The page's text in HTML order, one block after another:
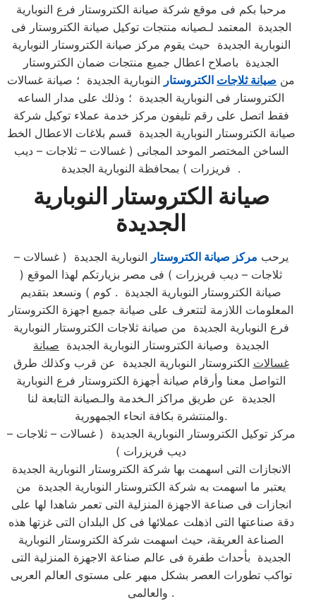
مرحبا بكم فى موقع شركة صيانة الكتروستار فرع النوبارية
الجديدة المعتمد لـصيانه منتجات توكيل صيانة الكتروستار فى
النوبارية الجديدة حيث يقوم مركز صيانة الكتروستار النوبارية
الجديدة باصلاح اعطال جميع منتجات ضمان الكتروستار
من صيانة ثلاجات الكتروستار النوبارية الجديدة ؛ صيانة غسالات
الكتروستار فى النوبارية الجديدة ؛ وذلك على مدار الساعه
فقط اتصل على رقم تليفون مركز خدمة عملاء توكيل شركة
صيانة الكتروستار النوبارية الجديدة قسم بلاغات الاعطال الخط
الساخن المختصر الموحد المجانى ( غسالات – ثلاجات – ديب
فريزرات ) بمحافظة النوبارية الجديدة .
صيانة الكتروستار النوبارية
الجديدة
يرحب مركز صيانة الكتروستار النوبارية الجديدة ( غسالات –
ثلاجات – ديب فريزرات ) فى مصر بزيارتكم لهذا الموقع (
صيانة الكتروستار النوبارية الجديدة . كوم ) ونسعد بتقديم
المعلومات اللازمة لتتعرف على صيانة جميع اجهزة الكتروستار
فرع النوبارية الجديدة من صيانة ثلاجات الكتروستار النوبارية
الجديدة وصيانة الكتروستار النوبارية الجديدة صيانة
غسالات الكتروستار النوبارية الجديدة عن قرب وكذلك طرق
التواصل معنا وأرقام صيانة أجهزة الكتروستار فرع النوبارية
الجديدة عن طريق مراكز الـخدمة والـصيانة التابعة لنا
والمنتشرة بكافة انحاء الجمهورية.​
مركز توكيل الكتروستار النوبارية الجديدة ( غسالات – ثلاجات –
ديب فريزرات )
الانجازات التى اسهمت بها شركة الكتروستار النوبارية الجديدة
يعتبر ما اسهمت به شركة الكتروستار النوبارية الجديدة من
انجازات فى صناعة الاجهزة المنزلية التى تعمر شاهدا لها على
دقة صناعتها التى اذهلت عملائها فى كل البلدان التى غزتها هذه
الصناعة العريقة، حيث اسهمت شركة الكتروستار النوبارية
الجديدة بأحداث طفرة فى عالم صناعة الاجهزة المنزلية التى
تواكب تطورات العصر بشكل مبهر على مستوى العالم العربى
والعالمى .